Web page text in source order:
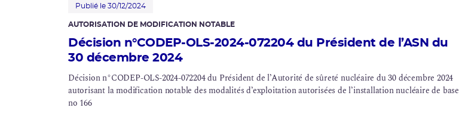
Publié le 30/12/2024
AUTORISATION DE MODIFICATION NOTABLE
Décision n°CODEP-OLS-2024-072204 du Président de l’ASN du
30 décembre 2024
Décision n°CODEP-OLS-2024-072204 du Président de l’Autorité de sûreté nucléaire du 30 décembre 2024
autorisant la modification notable des modalités d’exploitation autorisées de l’installation nucléaire de base
no 166